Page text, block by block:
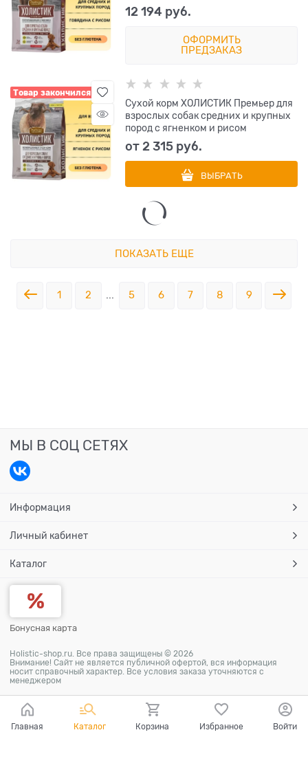
12 194 руб.
ОФОРМИТЬ
ПРЕДЗАКАЗ
Товар закончился
Сухой корм ХОЛИСТИК Премьер для
взрослых собак средних и крупных
пород с ягненком и рисом
от2 315 руб.
ВЫБРАТЬ
ПОКАЗАТЬ ЕЩЕ
1 2 ... 5 6 7 8 9
МЫ В СОЦ СЕТЯХ
Информация
Личный кабинет
Каталог
Бонусная карта
Holistic-shop.ru. Все права защищены © 2026
Внимание! Сайт не является публичной офертой, вся информация
носит справочный характер. Все условия заказа уточняются с
менеджером
Главная Каталог Корзина Избранное Войти